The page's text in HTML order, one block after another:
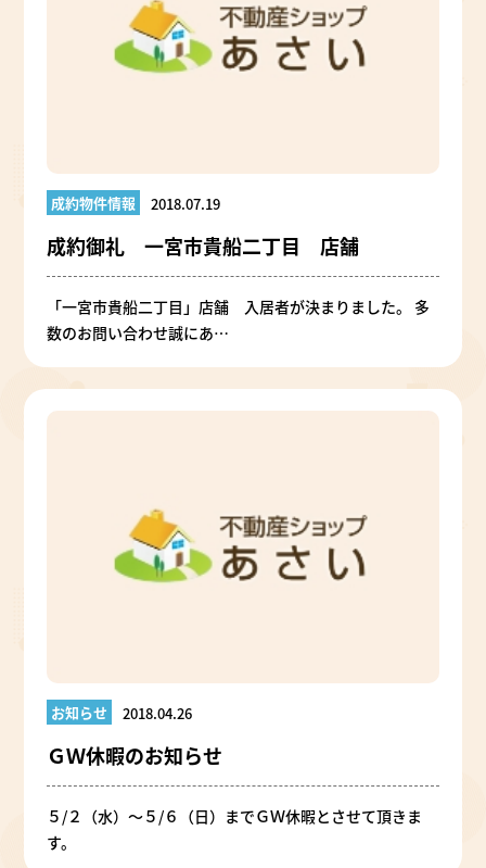
成約物件情報 2018.07.19
成約御礼 一宮市貴船二丁目 店舗
「一宮市貴船二丁目」店舗 入居者が決まりました。 多
数のお問い合わせ誠にあ…
お知らせ 2018.04.26
ＧＷ休暇のお知らせ
５/２（水）～５/６（日）までＧＷ休暇とさせて頂きま
す。